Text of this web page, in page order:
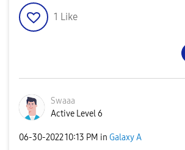
1 Like
Swaaa
Active Level 6
‎06-30-202210:13 PM in Galaxy A